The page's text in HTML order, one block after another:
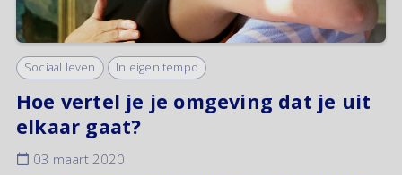
Sociaal leven In eigen tempo
Hoe vertel je je omgeving dat je uit
elkaar gaat?
03 maart 2020